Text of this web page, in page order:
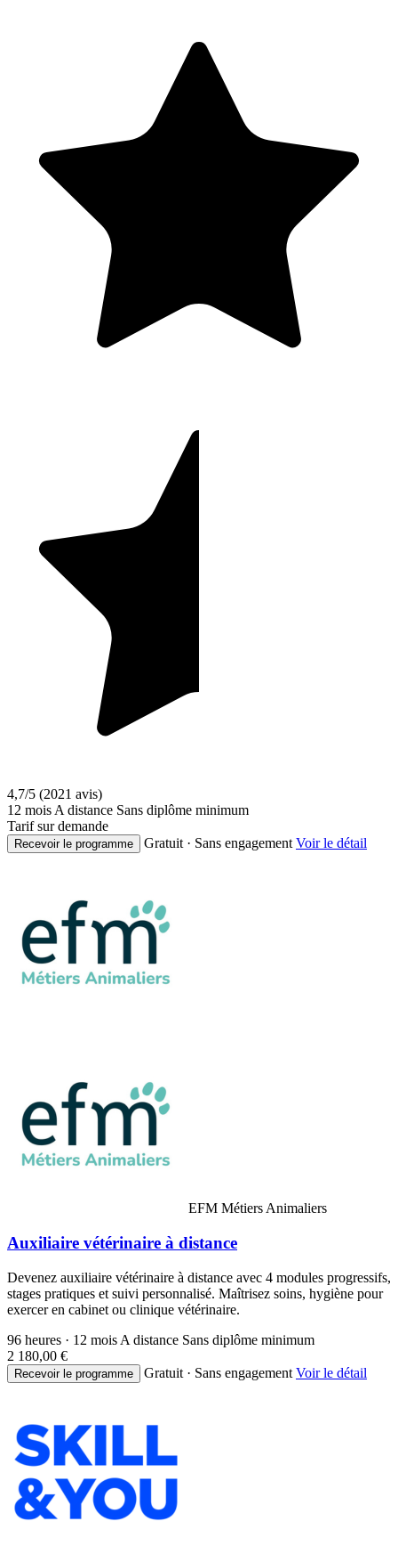
4,7/5 (2021 avis)
12 mois A distance Sans diplôme minimum
Tarif sur demande
Recevoir le programme Gratuit · Sans engagement Voir le détail
EFM Métiers Animaliers
Auxiliaire vétérinaire à distance
Devenez auxiliaire vétérinaire à distance avec 4 modules progressifs,
stages pratiques et suivi personnalisé. Maîtrisez soins, hygiène pour
exercer en cabinet ou clinique vétérinaire.
96 heures · 12 mois A distance Sans diplôme minimum
2 180,00 €
Recevoir le programme Gratuit · Sans engagement Voir le détail